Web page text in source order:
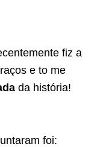
fiz a
e to me
da história!
foi: